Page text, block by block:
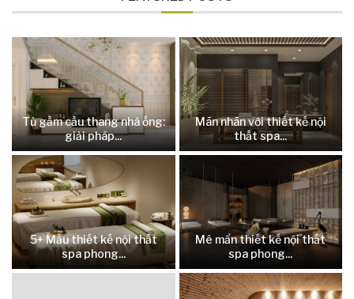
Tủ gầm cầu thang nhà ống:
giải pháp...
Mãn nhãn với thiết kế nội
thất spa...
5+ Mẫu thiết kế nội thất
spa phong...
Mê mẩn thiết kế nội thất
spa phong...